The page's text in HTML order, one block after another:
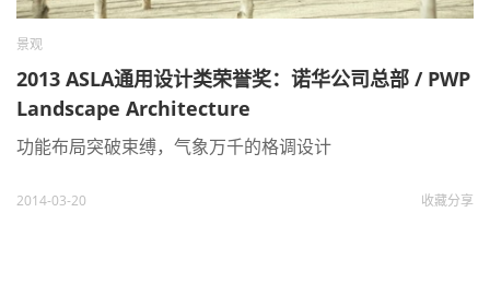
景观
2013 ASLA通用设计类荣誉奖：诺华公司总部 / PWP
Landscape Architecture
功能布局突破束缚，气象万千的格调设计
2014-03-20 收藏分享